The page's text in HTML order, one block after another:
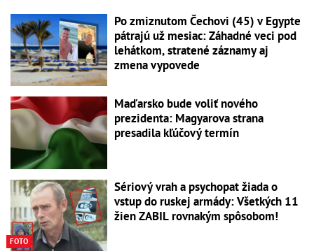
Po zmiznutom Čechovi (45) v Egypte
pátrajú už mesiac: Záhadné veci pod
lehátkom, stratené záznamy aj
zmena vypovede
Maďarsko bude voliť nového
prezidenta: Magyarova strana
presadila kľúčový termín
FOTO
Sériový vrah a psychopat žiada o
vstup do ruskej armády: Všetkých 11
žien ZABIL rovnakým spôsobom!